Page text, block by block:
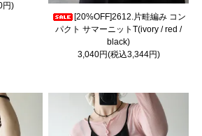
円)
[20%OFF]2612.片畦編み コン
パクト サマーニットT(ivory / red /
black)
3,040円(税込3,344円)